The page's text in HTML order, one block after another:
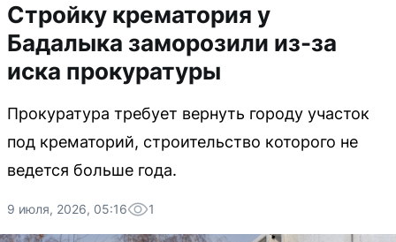
Стройку крематория у
Бадалыка заморозили из-за
иска прокуратуры
Прокуратура требует вернуть городу участок
под крематорий, строительство которого не
ведется больше года.
9 июля, 2026, 05:16 1